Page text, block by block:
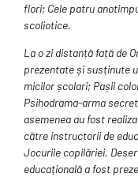
flori; Cele patru
scoliotice.
La o zi distanță față de
prezentate și susținute
micilor școlari; Pașii
Psihodrama-arma
asemenea au fost
către instructorii de
Jocurile copilăriei,
educațională a fost